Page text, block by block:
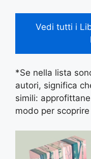
Vedi tutti i
*Se nella lista
autori, significa
simili:
modo per